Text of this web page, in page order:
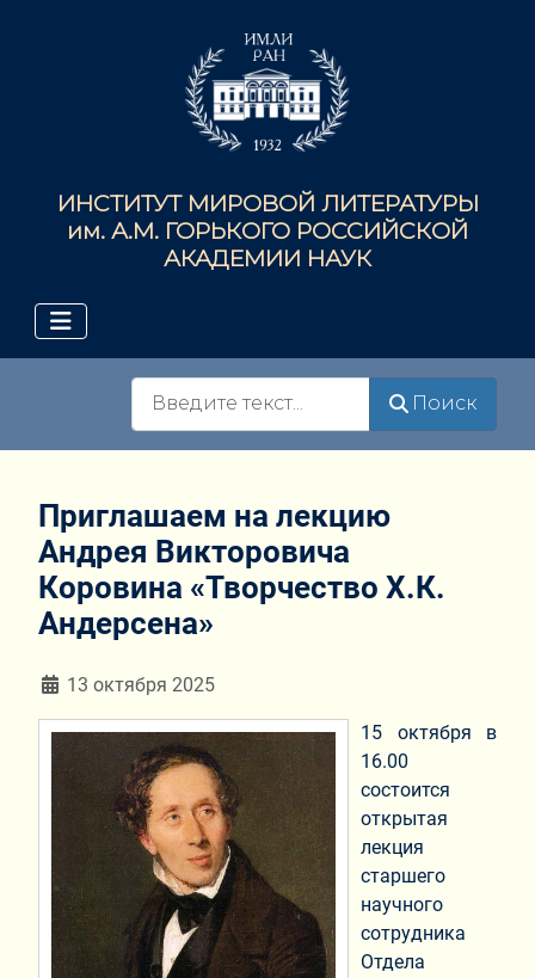
ИНСТИТУТ МИРОВОЙ ЛИТЕРАТУРЫ
им. А.М. ГОРЬКОГО РОССИЙСКОЙ
АКАДЕМИИ НАУК
Поиск
Приглашаем на лекцию
Андрея Викторовича
Коровина «Творчество Х.К.
Андерсена»
Информация о материале
13 октября 2025
15 октября в
16.00
состоится
открытая
лекция
старшего
научного
сотрудника
Отдела